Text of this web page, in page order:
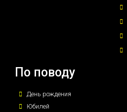
По поводу
День рождения
Юбилей